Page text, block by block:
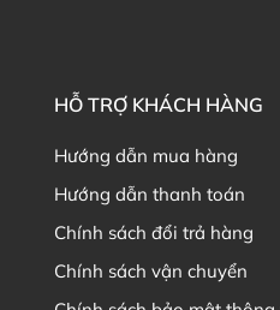
HỖ TRỢ KHÁCH HÀNG
Hướng dẫn mua hàng
Hướng dẫn thanh toán
Chính sách đổi trả hàng
Chính sách vận chuyển